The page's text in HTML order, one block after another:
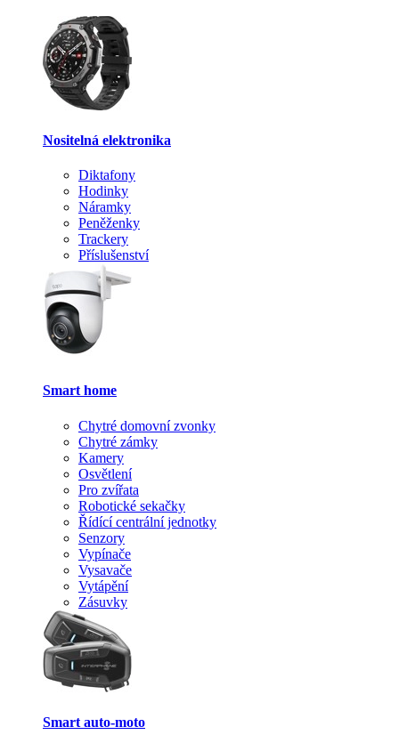
Nositelná elektronika
Diktafony
Hodinky
Náramky
Peněženky
Trackery
Příslušenství
Smart home
Chytré domovní zvonky
Chytré zámky
Kamery
Osvětlení
Pro zvířata
Robotické sekačky
Řídící centrální jednotky
Senzory
Vypínače
Vysavače
Vytápění
Zásuvky
Smart auto-moto